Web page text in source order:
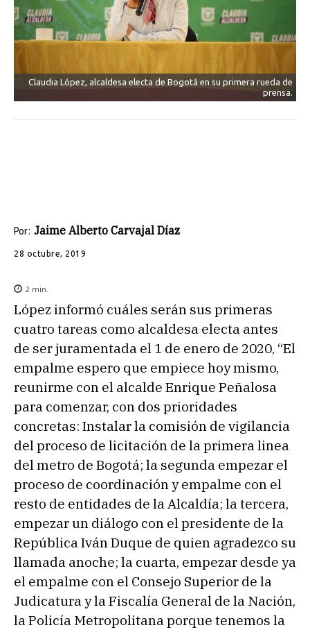
Claudia López, alcaldesa electa de Bogotá en su primera rueda de
prensa.
Por: Jaime Alberto Carvajal Díaz
28 octubre, 2019
2 min.
López informó cuáles serán sus primeras
cuatro tareas como alcaldesa electa antes
de ser juramentada el 1 de enero de 2020, “El
empalme espero que empiece hoy mismo,
reunirme con el alcalde Enrique Peñalosa
para comenzar, con dos prioridades
concretas: Instalar la comisión de vigilancia
del proceso de licitación de la primera linea
del metro de Bogotá; la segunda empezar el
proceso de coordinación y empalme con el
resto de entidades de la Alcaldía; la tercera,
empezar un diálogo con el presidente de la
República Iván Duque de quien agradezco su
llamada anoche; la cuarta, empezar desde ya
el empalme con el Consejo Superior de la
Judicatura y la Fiscalía General de la Nación,
la Policía Metropolitana porque tenemos la